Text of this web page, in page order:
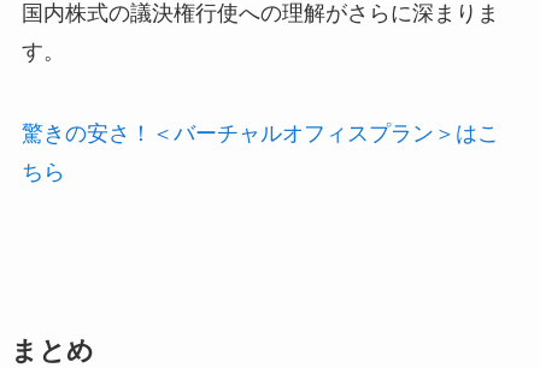
国内株式の議決権行使への理解がさらに深まりま
す。
驚きの安さ！＜バーチャルオフィスプラン＞はこ
ちら
まとめ